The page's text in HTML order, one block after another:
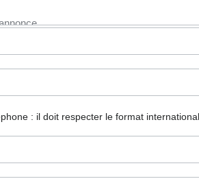
: il doit respecter le format